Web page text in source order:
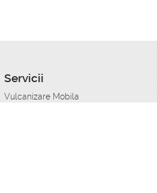
Servicii
Vulcanizare Mobila